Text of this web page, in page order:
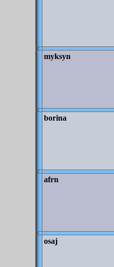
myksyn
borina
afrn
osaj